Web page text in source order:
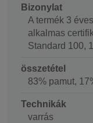
Bizonylat
A termék 3
alkalmas
Standard 100,
összetétel
83% pamut,
Technikák
varrás